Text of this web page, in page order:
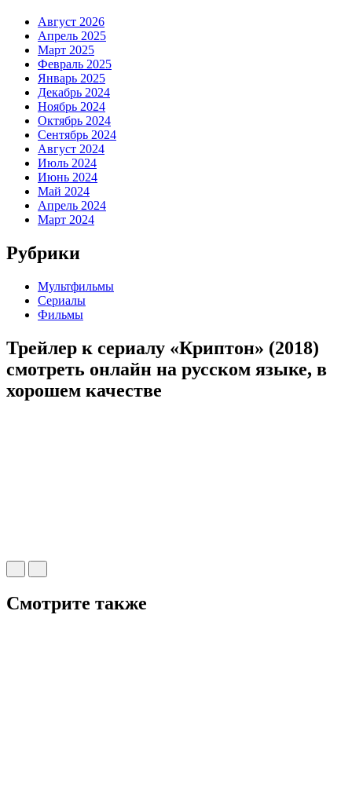
Август 2026
Апрель 2025
Март 2025
Февраль 2025
Январь 2025
Декабрь 2024
Ноябрь 2024
Октябрь 2024
Сентябрь 2024
Август 2024
Июль 2024
Июнь 2024
Май 2024
Апрель 2024
Март 2024
Рубрики
Мультфильмы
Сериалы
Фильмы
Трейлер к сериалу «Криптон» (2018)
cмотреть онлайн на русском языке, в
хорошем качестве
Смотрите также